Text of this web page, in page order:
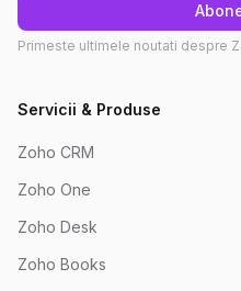
Primeste ultimele noutati despre
Servicii & Produse
Zoho CRM
Zoho One
Zoho Desk
Zoho Books